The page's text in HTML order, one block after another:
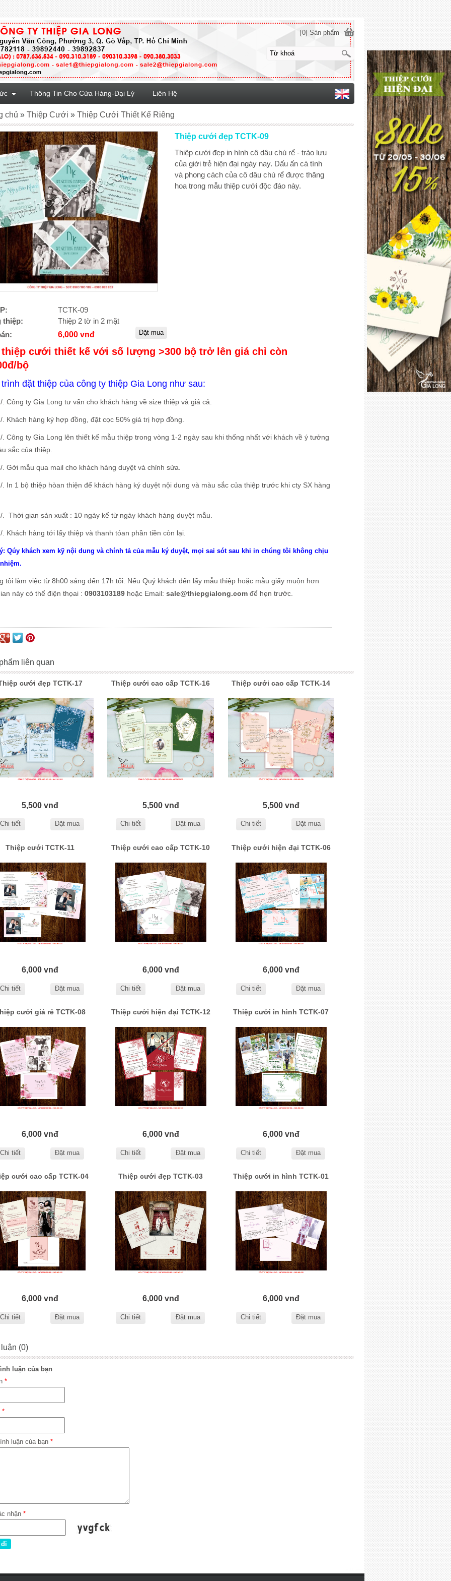
Thiệp cưới đẹp TCTK-09
Thiệp cưới đẹp in hình cô dâu chú rể - trào lưu
của giới trẻ hiện đại ngày nay. Dấu ấn cá tính
và phong cách của cô dâu chú rể được thăng
hoa trong mẫu thiệp cưới độc đáo này.
TCTK-09
thiệp:
Thiệp 2 tờ in 2 mặt
6,000 vnđ
cưới thiết kế với số lượng >300 bộ trở lên giá chỉ còn
bộ
đặt thiệp của công ty thiệp Gia Long như sau:
ty Gia Long tư vấn cho khách hàng về size thiệp và giá cả.
hàng ký hợp đồng, đặt cọc 50% giá trị hợp đồng.
ty Gia Long lên thiết kế mẫu thiệp trong vòng 1-2 ngày sau khi thống nhất với khách về ý tưởng
sắc của thiệp.
mẫu qua mail cho khách hàng duyệt và chỉnh sửa.
bộ thiệp hòan thiện để khách hàng ký duyệt nội dung và màu sắc của thiệp trước khi cty SX hàng
gian sản xuất : 10 ngày kể từ ngày khách hàng duyệt mẫu.
hàng tới lấy thiệp và thanh tóan phần tiền còn lại.
Qúy khách xem kỹ nội dung và chính tả của mẫu ký duyệt, mọi sai sót sau khi in chúng tôi không chịu
tôi làm việc từ 8h00 sáng đến 17h tối. Nếu Quý khách đển lấy mẫu thiệp hoặc mẫu giấy muộn hơn
này có thể điện thọai :0903103189 hoặc Email:sale@thiepgialong.com để hẹn trước.
liên quan
cưới đẹp TCTK-17
5,500 vnđ
Chi tiết Đặt mua
Thiệp cưới cao cấp TCTK-16
5,500 vnđ
Chi tiết Đặt mua
Thiệp cưới cao cấp TCTK-14
5,500 vnđ
Chi tiết Đặt mua
Thiệp cưới TCTK-11
6,000 vnđ
Chi tiết Đặt mua
Thiệp cưới cao cấp TCTK-10
6,000 vnđ
Chi tiết Đặt mua
Thiệp cưới hiện đại TCTK-06
6,000 vnđ
Chi tiết Đặt mua
cưới giá rẻ TCTK-08
6,000 vnđ
Chi tiết Đặt mua
Thiệp cưới hiện đại TCTK-12
6,000 vnđ
Chi tiết Đặt mua
Thiệp cưới in hình TCTK-07
6,000 vnđ
Chi tiết Đặt mua
cưới cao cấp TCTK-04
6,000 vnđ
Chi tiết Đặt mua
Thiệp cưới đẹp TCTK-03
6,000 vnđ
Chi tiết Đặt mua
Thiệp cưới in hình TCTK-01
6,000 vnđ
Chi tiết Đặt mua
(0)
luận của bạn
*
*
luận của bạn*
nhận*
chủ »Thiệp Cưới »Thiệp Cưới Thiết Kế Riêng
[0] Sản phẩm
Thông Tin Cho Cửa Hàng-Đại Lý Liên Hệ